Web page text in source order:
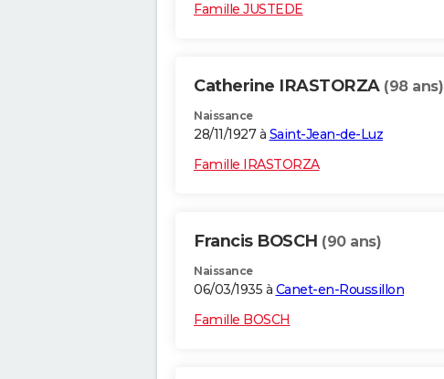
Famille JUSTEDE
Catherine IRASTORZA (98 ans)
Naissance
28/11/1927 à Saint-Jean-de-Luz
Famille IRASTORZA
Francis BOSCH (90 ans)
Naissance
06/03/1935 à Canet-en-Roussillon
Famille BOSCH